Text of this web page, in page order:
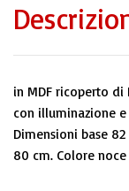
in MDF ricoperto di
con illuminazione
Dimensioni base
80 cm. Colore noce